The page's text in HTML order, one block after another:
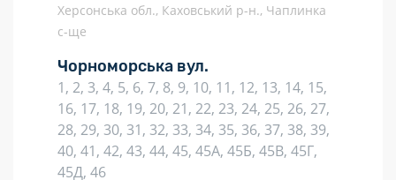
Херсонська обл., Каховський р-н., Чаплинка
с-ще
Чорноморська вул.
1, 2, 3, 4, 5, 6, 7, 8, 9, 10, 11, 12, 13, 14, 15,
16, 17, 18, 19, 20, 21, 22, 23, 24, 25, 26, 27,
28, 29, 30, 31, 32, 33, 34, 35, 36, 37, 38, 39,
40, 41, 42, 43, 44, 45, 45А, 45Б, 45В, 45Г,
45Д, 46